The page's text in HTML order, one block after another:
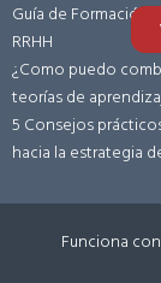
Guía de Formación
RRHH
¿Como puedo
teorías de
5 Consejos
hacia la estrategia
Funciona